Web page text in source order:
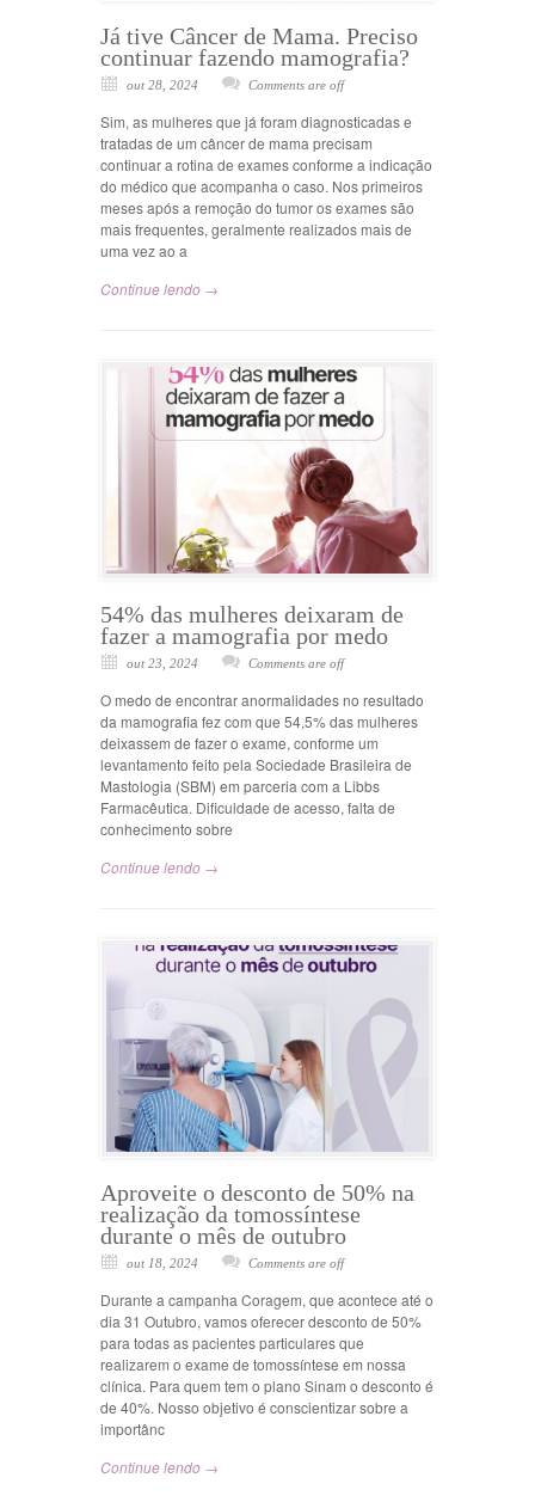
Já tive Câncer de Mama. Preciso
continuar fazendo mamografia?
out 28, 2024 Comments are off
Sim, as mulheres que já foram diagnosticadas e
tratadas de um câncer de mama precisam
continuar a rotina de exames conforme a indicação
do médico que acompanha o caso. Nos primeiros
meses após a remoção do tumor os exames são
mais frequentes, geralmente realizados mais de
uma vez ao a
Continue lendo →
54% das mulheres deixaram de
fazer a mamografia por medo
out 23, 2024 Comments are off
O medo de encontrar anormalidades no resultado
da mamografia fez com que 54,5% das mulheres
deixassem de fazer o exame, conforme um
levantamento feito pela Sociedade Brasileira de
Mastologia (SBM) em parceria com a Libbs
Farmacêutica. Dificuldade de acesso, falta de
conhecimento sobre
Continue lendo →
Aproveite o desconto de 50% na
realização da tomossíntese
durante o mês de outubro
out 18, 2024 Comments are off
Durante a campanha Coragem, que acontece até o
dia 31 Outubro, vamos oferecer desconto de 50%
para todas as pacientes particulares que
realizarem o exame de tomossíntese em nossa
clínica. Para quem tem o plano Sinam o desconto é
de 40%. Nosso objetivo é conscientizar sobre a
importânc
Continue lendo →